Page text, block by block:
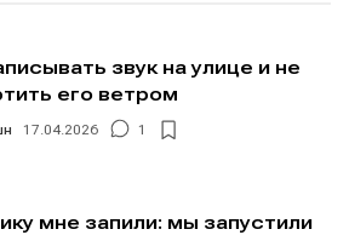
звук на улице и не
его ветром
17.04.2026 1
мне запили: мы запустили